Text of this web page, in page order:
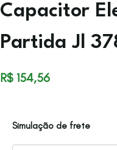
Capacitor
Partida Jl
R$ 154,56
Simulação de frete